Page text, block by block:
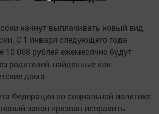
начнут выплачивать новый вид
С 1 января следующего года
10 068 рублей ежемесячно будут
родителей, найденные или
дома.
Федерации по социальной политике
закон призван исправить